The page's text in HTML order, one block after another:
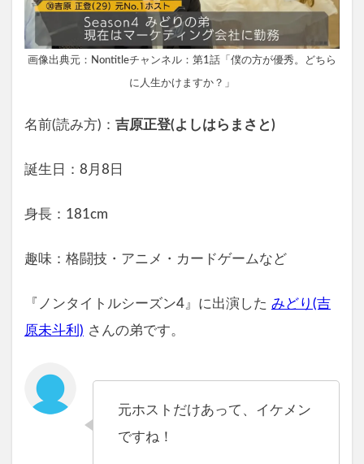
画像出典元：Nontitleチャンネル：第1話「僕の方が優秀。どちら
に人生かけますか？」
名前(読み方)： 吉原正登(よしはらまさと)
誕生日：8月8日
身長：181cm
趣味：格闘技・アニメ・カードゲームなど
『ノンタイトルシーズン4』に出演した みどり(吉
原未斗利) さんの弟です。
元ホストだけあって、イケメン
ですね！